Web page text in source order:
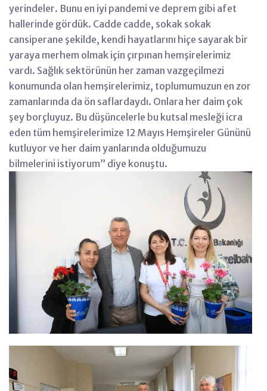
yerindeler. Bunu en iyi pandemi ve deprem gibi afet
hallerinde gördük. Cadde cadde, sokak sokak
cansiperane şekilde, kendi hayatlarını hiçe sayarak bir
yaraya merhem olmak için çırpınan hemşirelerimiz
vardı. Sağlık sektörünün her zaman vazgeçilmezi
konumunda olan hemşirelerimiz, toplumumuzun en zor
zamanlarında da ön saflardaydı. Onlara her daim çok
şey borçluyuz. Bu düşüncelerle bu kutsal mesleği icra
eden tüm hemşirelerimize 12 Mayıs Hemşireler Gününü
kutluyor ve her daim yanlarında olduğumuzu
bilmelerini istiyorum” diye konuştu.